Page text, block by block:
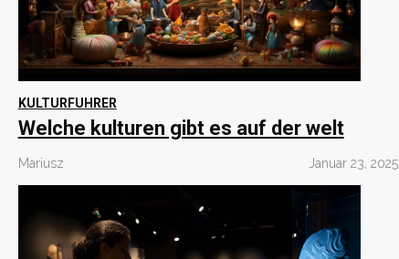
KULTURFUHRER
Welche kulturen gibt es auf der welt
Mariusz Januar 23, 2025